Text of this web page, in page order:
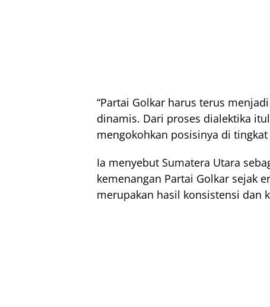
“Partai Golkar harus terus
dinamis. Dari proses dialektika
mengokohkan posisinya di tingkat
Ia menyebut Sumatera Utara
kemenangan Partai Golkar sejak
merupakan hasil konsistensi dan